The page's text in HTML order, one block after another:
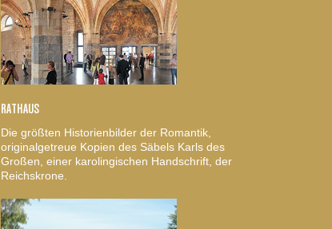
RATHAUS
Die größten Historienbilder der Romantik,
originalgetreue Kopien des Säbels Karls des
Großen, einer karolingischen Handschrift, der
Reichskrone.